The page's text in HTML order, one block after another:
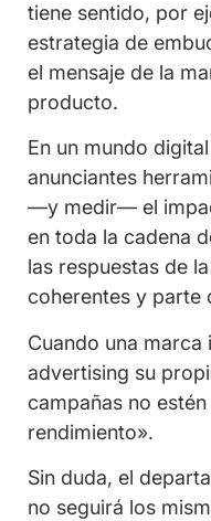
tiene sentido, por
estrategia de
el mensaje de la
producto.
En un mundo
anunciantes
—y medir— el
en toda la cadena
las respuestas de
coherentes y parte
Cuando una marca
advertising su
campañas no
rendimiento».
Sin duda, el
no seguirá los